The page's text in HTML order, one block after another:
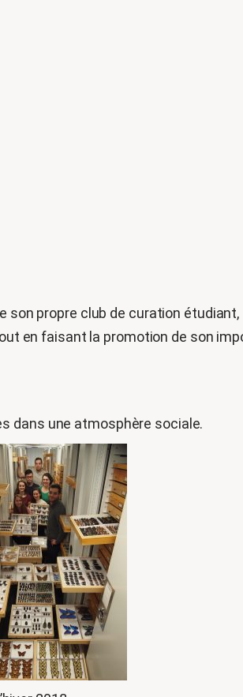
son propre club de curation étudiant,
en faisant la promotion de son
dans une atmosphère sociale.